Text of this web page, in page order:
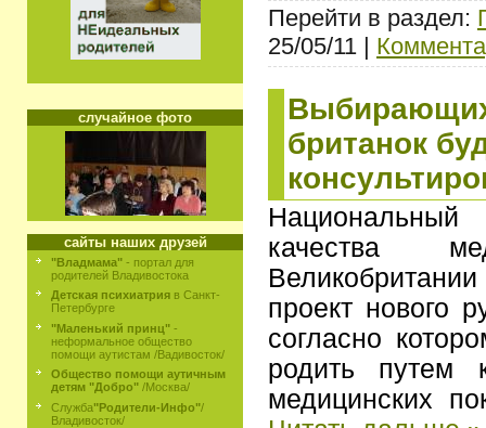
случайное фото
сайты наших друзей
"Владмама" - портал для
родителей Владивостока
Детская психиатрия в Санкт-
Петербурге
"Маленький принц" -
неформальное общество
помощи аутистам /Вадивосток/
Общество помощи аутичным
детям "Добро" /Москва/
Служба"Родители-Инфо"/
Владивосток/
Перейти в раздел:
25/05/11 |
британок
Национальный
качества
проект нового
согласно
родить путем
медицинских